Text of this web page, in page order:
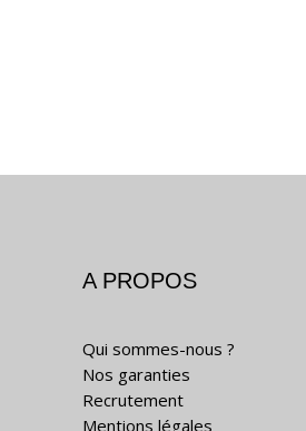
A PROPOS
Qui sommes-nous ?
Nos garanties
Recrutement
Mentions légales